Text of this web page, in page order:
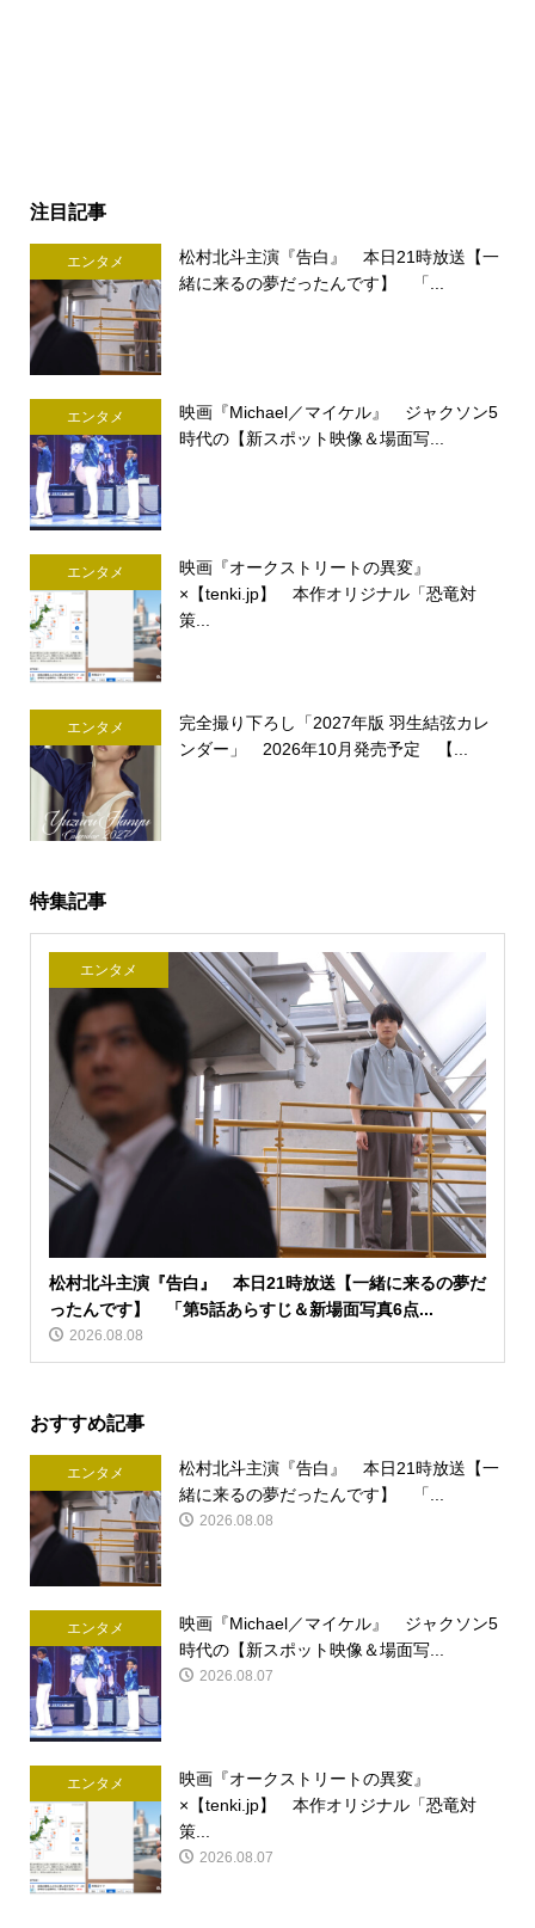
注目記事
エンタメ
松村北斗主演『告白』 本日21時放送【一
緒に来るの夢だったんです】 「...
エンタメ
映画『Michael／マイケル』 ジャクソン5
時代の【新スポット映像＆場面写...
エンタメ
映画『オークストリートの異変』
×【tenki.jp】 本作オリジナル「恐竜対
策...
エンタメ
完全撮り下ろし「2027年版 羽生結弦カレ
ンダー」 2026年10月発売予定 【...
特集記事
エンタメ
松村北斗主演『告白』 本日21時放送【一緒に来るの夢だ
ったんです】 「第5話あらすじ＆新場面写真6点...
2026.08.08
おすすめ記事
エンタメ
松村北斗主演『告白』 本日21時放送【一
緒に来るの夢だったんです】 「...
2026.08.08
エンタメ
映画『Michael／マイケル』 ジャクソン5
時代の【新スポット映像＆場面写...
2026.08.07
エンタメ
映画『オークストリートの異変』
×【tenki.jp】 本作オリジナル「恐竜対
策...
2026.08.07